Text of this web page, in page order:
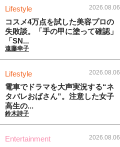
Lifestyle 2026.08.06
コスメ4万点を試した美容プロの
失敗談。「手の甲に塗って確認」
「SN...
遠藤幸子
Lifestyle 2026.08.06
電車でドラマを大声実況する“ネ
タバレおばさん”。注意した女子
高生の...
鈴木詩子
Entertainment 2026.08.06